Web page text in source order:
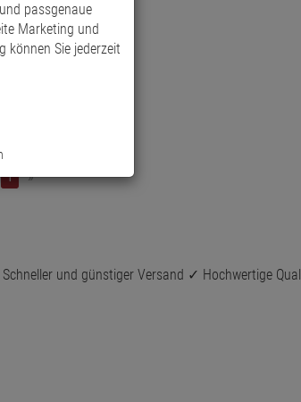
1 »
und günstiger Versand ✓ Hochwertige
passgenaue
Marketing und
können Sie jederzeit